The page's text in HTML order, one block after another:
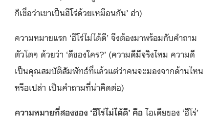
ก็เชื่อว่าเขาเป็นฮีโร่ด้วยเหมือนกัน’ ฮ่า)
ความหมายแรก ‘ฮีโร่ไม่ได้ดี’ จึงต้องมาพร้อมกับคำถาม
ตัวโตๆ ด้วยว่า ‘ดีของใคร?’ (ความดีมีจริงไหม ความดี
เป็นคุณสมบัติสัมพัทธ์ที่แล้วแต่ว่าคนจะมองจากด้านไหน
หรือเปล่า เป็นคำถามที่น่าคิดต่อ)
ความหมายที่สองของ ‘ฮีโร่ไม่ได้ดี’ คือ ไอเดียของ ‘ฮีโร่’